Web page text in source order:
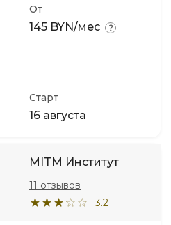
От
145 BYN/мес
Старт
16 августа
MITM Институт
3.2
11 отзывов